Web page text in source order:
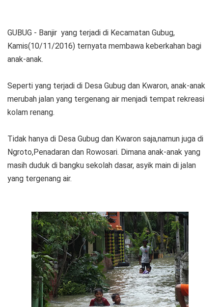
GUBUG - Banjir yang terjadi di Kecamatan Gubug,
Kamis(10/11/2016) ternyata membawa keberkahan bagi
anak-anak.
Seperti yang terjadi di Desa Gubug dan Kwaron, anak-anak
merubah jalan yang tergenang air menjadi tempat rekreasi
kolam renang.
Tidak hanya di Desa Gubug dan Kwaron saja,namun juga di
Ngroto,Penadaran dan Rowosari. Dimana anak-anak yang
masih duduk di bangku sekolah dasar, asyik main di jalan
yang tergenang air.